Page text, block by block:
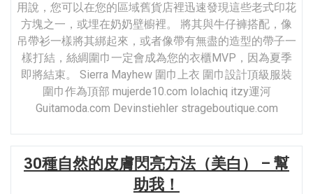
用說，您可以在您的區域舊貨店裡迅速發現這些老式印花
方塊之一，或埋在奶奶壁櫥裡。 將其與牛仔褲搭配，像
吊帶衫一樣將其綁起來，或者像帶有無盡的造型的帶子一
樣打結，絲綢圍巾一定會成為您的衣櫃MVP，因為夏季
即將結束。 Sierra Mayhew 圍巾上衣 圍巾設計頂級服裝
圍巾作為頂部 mujerde10.com lolachiq itzy運河
Guitamoda.com Devinstiehler strageboutique.com
30種自然的皮膚閃亮方法（美白） – 幫
助我！